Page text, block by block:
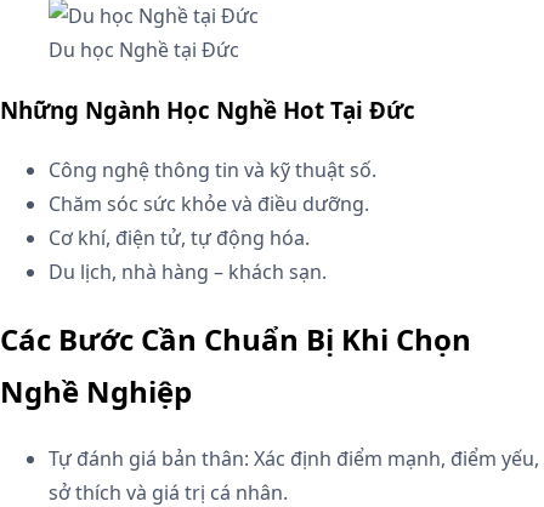
Du học Nghề tại Đức
Những Ngành Học Nghề Hot Tại Đức
Công nghệ thông tin và kỹ thuật số.
Chăm sóc sức khỏe và điều dưỡng.
Cơ khí, điện tử, tự động hóa.
Du lịch, nhà hàng – khách sạn.
Các Bước Cần Chuẩn Bị Khi Chọn
Nghề Nghiệp
Tự đánh giá bản thân: Xác định điểm mạnh, điểm yếu,
sở thích và giá trị cá nhân.